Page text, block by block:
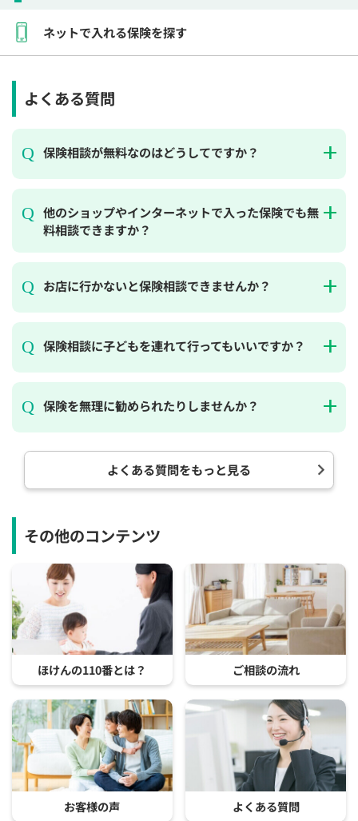
ネットで入れる保険を探す
よくある質問
保険相談が無料なのはどうしてですか？
他のショップやインターネットで入った保険でも無
料相談できますか？
お店に行かないと保険相談できませんか？
保険相談に子どもを連れて行ってもいいですか？
保険を無理に勧められたりしませんか？
よくある質問をもっと見る
その他のコンテンツ
ほけんの110番とは？ ご相談の流れ
お客様の声 よくある質問